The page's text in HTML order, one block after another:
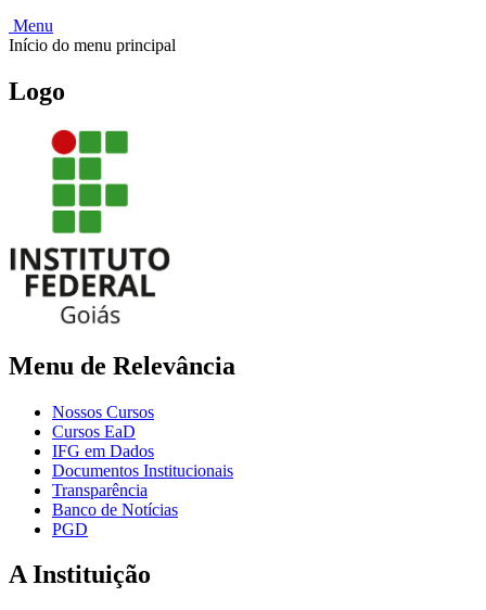
Menu
Início do menu principal
Logo
Menu de Relevância
Nossos Cursos
Cursos EaD
IFG em Dados
Documentos Institucionais
Transparência
Banco de Notícias
PGD
A Instituição